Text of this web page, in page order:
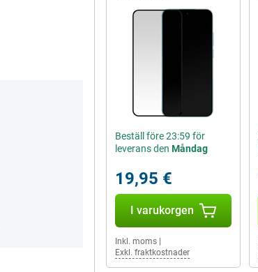
Beställ före 23:59 för
leverans den Måndag
19,95 €
I varukorgen
Inkl. moms
Exkl. fraktkostnader